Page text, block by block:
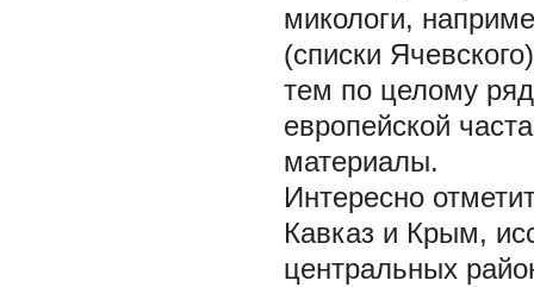
микологи,
(списки
тем по целому
европейской
материалы.
Интересно
Кавказ и Крым,
центральных